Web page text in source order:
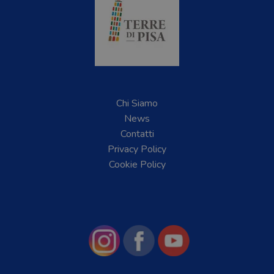
Chi Siamo
News
Contatti
Privacy Policy
Cookie Policy